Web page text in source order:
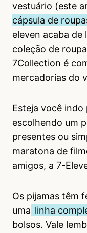
vestuário (este
cápsula de
eleven acaba de
coleção de
7Collection é
mercadorias do
Esteja você
escolhendo um
presentes ou
maratona de
amigos, a 7-
Os pijamas têm
uma linha
bolsos. Vale